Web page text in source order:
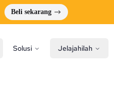
Beli sekarang
Solusi Jelajahilah